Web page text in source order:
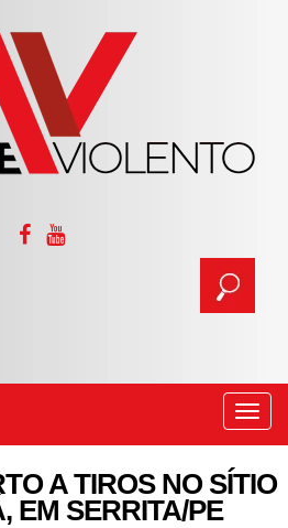
A TIROS NO SÍTIO
EM SERRITA/PE